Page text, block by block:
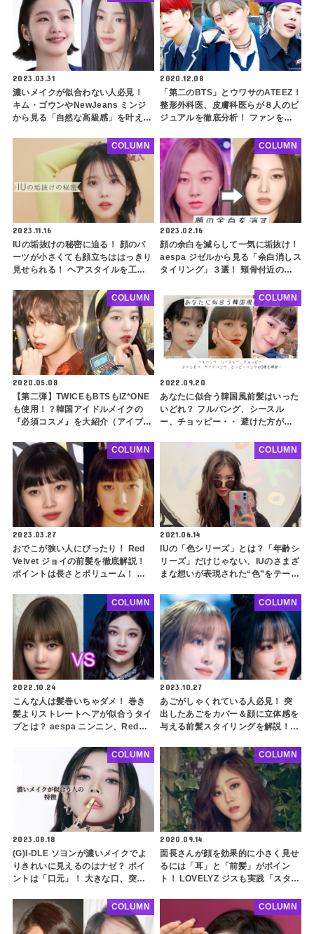
2023.03.31
濃いメイクが似合わない人必見！
キム・ゴウンやNewJeans ミンジ
から見る「自然な高級感」を叶える
ントーンメイクって何？ 10代にも
おすすめの大流行テクニックをご紹
2020.12.08
「第二のBTS」とウワサのATEEZ！
整形外科医、皮膚科医らが８人のビ
ジュアルを徹底分析！ ファンをギ
2023.11.16
IUの垢抜けの秘密に迫る！ 顔のパ
ーツが小さくても顔立ちははっきり
見せられる！ ヘアスタイルを工夫
COLUMN
2023.02.16
顔の余白を減らして一気に垢抜け！
aespa ジゼルから見る「余白消しス
タイリング」３選！ 頬骨付近のス
方法とは？
COLUMN
2020.05.08
【第二弾】TWICEもBTSもIZ*ONE
も使用！？韓国アイドルメイクの
『必須コスメ』を大紹介（アイブロ
イナー編）
COLUMN
2022.09.20
あなたに似合う韓国風前髪はいった
いどれ？ フルバング、シースル
ー、チョッピー・・ 避けた方がよ
サ、IUなどを参考に自分にぴったり
な前髪を探してみよう
COLUMN
2023.03.27
おでこが狭い人にぴったり！ Red
Velvet ジョイの前髪を徹底解説！
ポイントは長さとボリューム！ ぱ
っきり似合わせよう
COLUMN
2021.06.14
IUの「色シリーズ」とは？「年齢シ
リーズ」だけじゃない、IUのさまざ
まな想いが表現された“色”をテーマ
COLUMN
2022.10.24
こんな人は髪巻いちゃダメ！ 巻き
髪よりストレートヘアが似合うタイ
プとは？ aespa ニンニン、Red
COLUMN
2023.10.27
あごがしゃくれている人必見！ 突
出したあごをカバー＆顔に立体感を
与える前髪スタイリングを解説！
っておきのコツとは？
COLUMN
2023.08.18
(G)I-DLE ソヨンが濃いメイクでよ
りきれいに見えるのはナゼ？ ポイ
ントは「口元」！ 大きな口、突出
クのポイントも紹介
COLUMN
2020.09.14
面長さんが顔を効果的に小さく見せ
るには「耳」と「前髪」がポイン
ト！ LOVELYZ ジスも実践「スタイ
COLUMN
COLUMN COLUMN